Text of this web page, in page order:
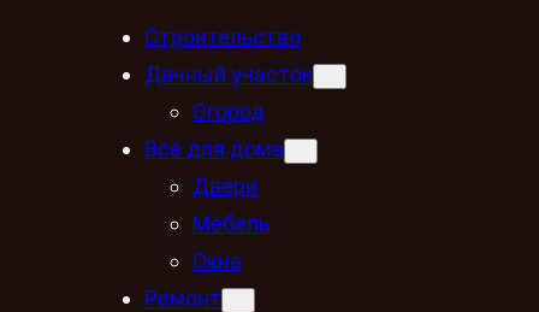
Строительство
Дачный участок
Огород
Всё для дома
Двери
Мебель
Окна
Ремонт